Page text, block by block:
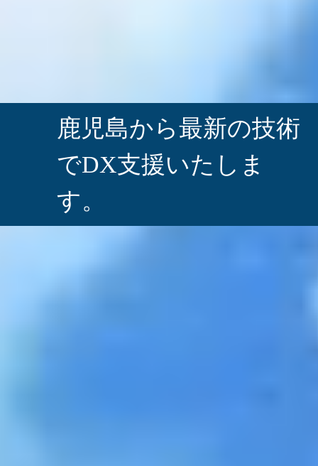
鹿児島から最新の技術
でDX支援いたしま
す。